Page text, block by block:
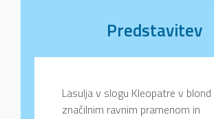
Predstavitev
Lasulja v slogu Kleopatre v
značilnim ravnim pramenom in